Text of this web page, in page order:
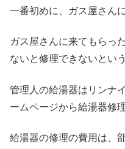
一番初めに、ガス屋さん
ガス屋さんに来てもらっ
ないと修理できないとい
管理人の給湯器はリンナ
ームページから給湯器修
給湯器の修理の費用は、